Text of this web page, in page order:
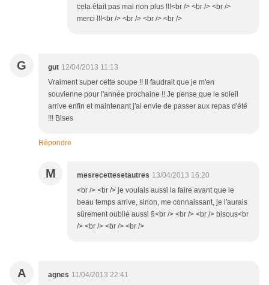
cela était pas mal non plus !!!<br /> <br /> <br />
merci !!!<br /> <br /> <br /> <br />
G gut 12/04/2013 11:13
Vraiment super cette soupe !! Il faudrait que je m'en
souvienne pour l'année prochaine !! Je pense que le soleil
arrive enfin et maintenant j'ai envie de passer aux repas d'été
!!! Bises
Répondre
M mesrecettesetautres 13/04/2013 16:20
<br /> <br /> je voulais aussi la faire avant que le
beau temps arrive, sinon, me connaissant, je l'aurais
sûrement oublié aussi §<br /> <br /> <br /> bisous<br
/> <br /> <br /> <br />
A agnes 11/04/2013 22:41